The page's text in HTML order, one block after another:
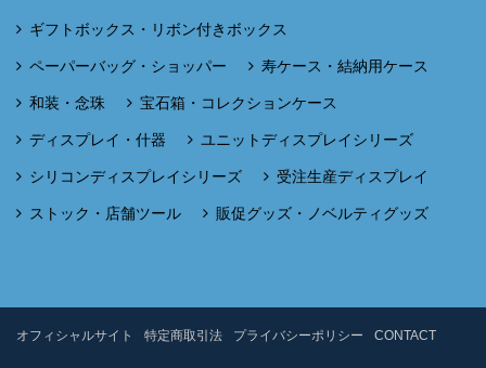
ギフトボックス・リボン付きボックス
ペーパーバッグ・ショッパー 寿ケース・結納用ケース
和装・念珠 宝石箱・コレクションケース
ディスプレイ・什器 ユニットディスプレイシリーズ
シリコンディスプレイシリーズ 受注生産ディスプレイ
ストック・店舗ツール 販促グッズ・ノベルティグッズ
オフィシャルサイト 特定商取引法 プライバシーポリシー CONTACT